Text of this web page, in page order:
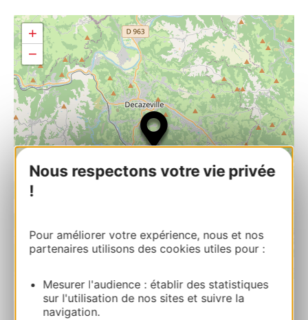
Nous respectons votre vie privée
!
Pour améliorer votre expérience, nous et nos
partenaires utilisons des cookies utiles pour :
Mesurer l'audience : établir des statistiques
sur l'utilisation de nos sites et suivre la
navigation.
+
−
Leaflet | Map data ©OpenStreetMap contributors